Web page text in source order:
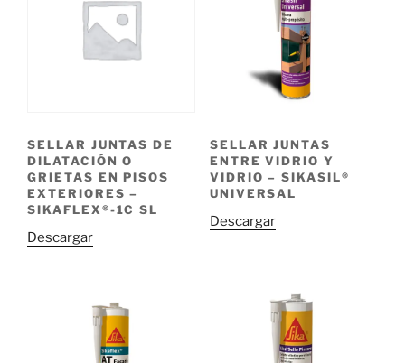
SELLAR JUNTAS DE
DILATACIÓN O
GRIETAS EN PISOS
EXTERIORES –
SIKAFLEX®-1C SL
Descargar
SELLAR JUNTAS
ENTRE VIDRIO Y
VIDRIO – SIKASIL®
UNIVERSAL
Descargar